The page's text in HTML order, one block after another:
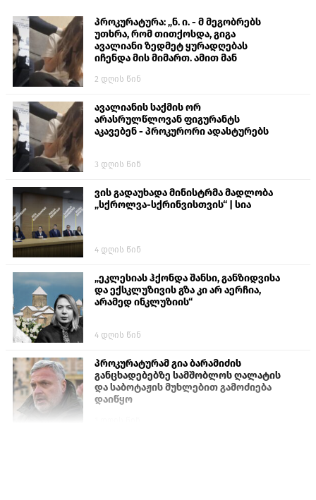
პროკურატურა: „ნ. ი. - მ მეგობრებს
უთხრა, რომ თითქოსდა, გიგა
ავალიანი ზედმეტ ყურადღებას
იჩენდა მის მიმართ. ამით მან
თავს დასხმოდა გიგა ავალიანს“
2 დღის წინ
ავალიანის საქმის ორ
არასრულწლოვან ფიგურანტს
აკავებენ - პროკურორი ადასტურებს
3 დღის წინ
ვის გადაუხადა მინისტრმა მადლობა
„სქროლვა-სქრინვისთვის“ | სია
4 დღის წინ
„ეკლესიას ჰქონდა შანსი, განზიდვისა
და ექსკლუზივის გზა კი არ აერჩია,
არამედ ინკლუზიის“
4 დღის წინ
პროკურატურამ გია ბარამიძის
განცხადებებზე სამშობლოს ღალატის
და საბოტაჟის მუხლებით გამოძიება
დაიწყო